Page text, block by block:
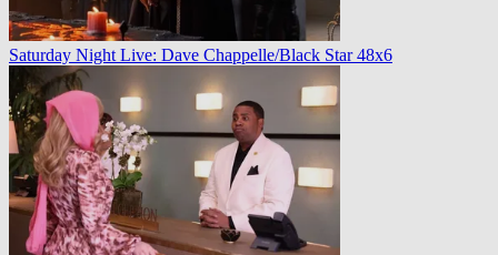
Saturday Night Live: Dave Chappelle/Black Star 48x6